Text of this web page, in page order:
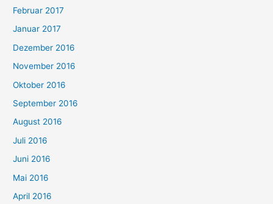
Februar 2017
Januar 2017
Dezember 2016
November 2016
Oktober 2016
September 2016
August 2016
Juli 2016
Juni 2016
Mai 2016
April 2016